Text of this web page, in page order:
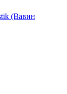
(Вавин